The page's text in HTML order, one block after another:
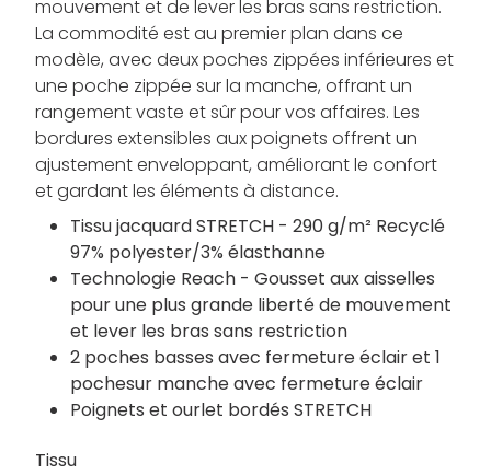
mouvement et de lever les bras sans restriction.
La commodité est au premier plan dans ce
modèle, avec deux poches zippées inférieures et
une poche zippée sur la manche, offrant un
rangement vaste et sûr pour vos affaires. Les
bordures extensibles aux poignets offrent un
ajustement enveloppant, améliorant le confort
et gardant les éléments à distance.
Tissu jacquard STRETCH - 290 g/m² Recyclé
97% polyester/3% élasthanne
Technologie Reach - Gousset aux aisselles
pour une plus grande liberté de mouvement
et lever les bras sans restriction
2 poches basses avec fermeture éclair et 1
pochesur manche avec fermeture éclair
Poignets et ourlet bordés STRETCH
Tissu